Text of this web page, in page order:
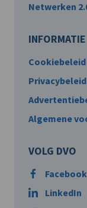
Netwerken
INFORMATIE
Cookiebeleid
Privacybeleid
Algemene
VOLG DVO
Facebook
LinkedIn